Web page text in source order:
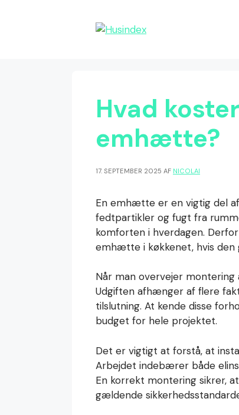
Hvad
emhætte?
17. SEPTEMBER 2025 AF NICOLAI
En emhætte er en vigtig del
fedtpartikler og fugt fra
komforten i hverdagen.
emhætte i køkkenet, hvis den
Når man overvejer
Udgiften afhænger af flere
tilslutning. At kende disse
budget for hele projektet.
Det er vigtigt at forstå, at
Arbejdet indebærer både
En korrekt montering sikrer,
gældende